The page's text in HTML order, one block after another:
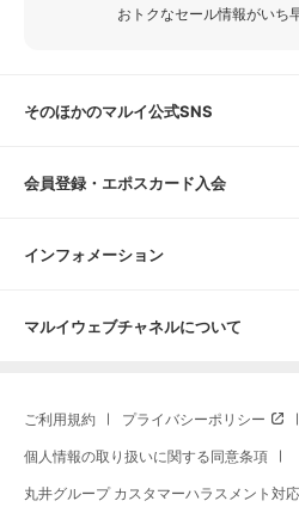
おトクなセール情報がいち
そのほかのマルイ公式SNS
会員登録・エポスカード入会
インフォメーション
マルイウェブチャネルについて
ご利用規約 プライバシーポリシー
個人情報の取り扱いに関する同意条項
丸井グループ カスタマーハラスメント対